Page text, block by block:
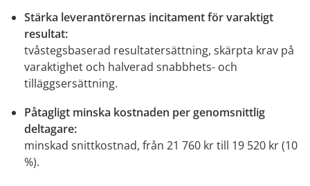
Stärka leverantörernas incitament för varaktigt
resultat:
tvåstegsbaserad resultatersättning, skärpta krav på
varaktighet och halverad snabbhets- och
tilläggsersättning.
Påtagligt minska kostnaden per genomsnittlig
deltagare:
minskad snittkostnad, från 21 760 kr till 19 520 kr (10
%).